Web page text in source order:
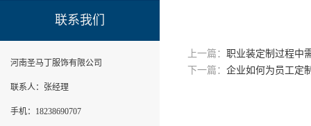
上一篇： 职业装定制过程中
下一篇： 企业如何为员工定
联系我们
河南圣马丁服饰有限公司
联系人：张经理
手机：18238690707